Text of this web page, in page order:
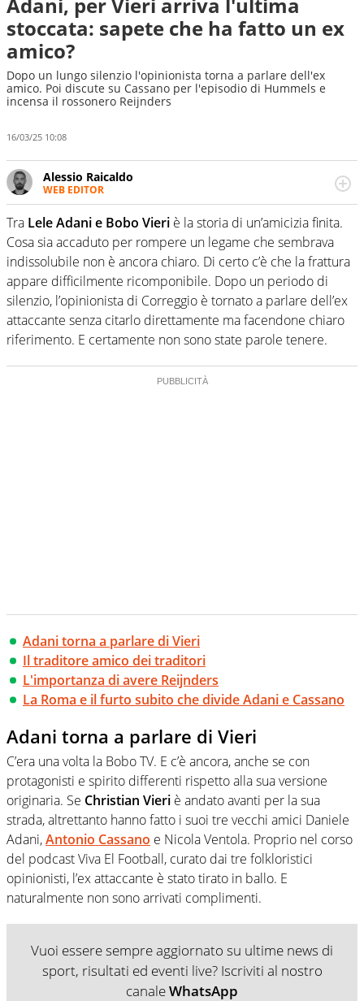
stoccata: sapete che ha fatto un ex
amico?
Dopo un lungo silenzio l'opinionista torna a parlare dell'ex
amico. Poi discute su Cassano per l'episodio di Hummels e
incensa il rossonero Reijnders
16/03/25 10:08
Alessio Raicaldo
WEB EDITOR
Un figlio che si chiama Diego e la tesi di laurea sugli stadi
di proprietà in Italia. Il calcio quale filo conduttore
irrinunciabile tra passione e professione. Per Virgilio
Sport indaga, approfondisce e scandaglia l'universo
mondo dello sport per antonomasia
Tra Lele Adani e Bobo Vieri è la storia di un’amicizia finita.
Cosa sia accaduto per rompere un legame che sembrava
indissolubile non è ancora chiaro. Di certo c’è che la frattura
appare difficilmente ricomponibile. Dopo un periodo di
silenzio, l’opinionista di Correggio è tornato a parlare dell’ex
attaccante senza citarlo direttamente ma facendone chiaro
riferimento. E certamente non sono state parole tenere.
Adani torna a parlare di Vieri
Il traditore amico dei traditori
L'importanza di avere Reijnders
La Roma e il furto subito che divide Adani e Cassano
Adani torna a parlare di Vieri
C’era una volta la Bobo TV. E c’è ancora, anche se con
protagonisti e spirito differenti rispetto alla sua versione
originaria. Se Christian Vieri è andato avanti per la sua
strada, altrettanto hanno fatto i suoi tre vecchi amici Daniele
Adani,Antonio Cassano e Nicola Ventola. Proprio nel corso
del podcast Viva El Football, curato dai tre folkloristici
opinionisti, l’ex attaccante è stato tirato in ballo. E
naturalmente non sono arrivati complimenti.
Vuoi essere sempre aggiornato su ultime news di
sport, risultati ed eventi live? Iscriviti al nostro
canaleWhatsApp